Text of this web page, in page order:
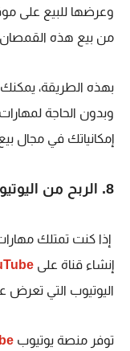
وعرضها للبيع على
من بيع هذه
بهذه الطريقة، يمكنك
وبدون الحاجة
إمكانياتك في مجال
8. الربح من اليوتيوب:
إذا كنت تمتلك
إنشاء قناة على
اليوتيوب التي تعرض
توفر منصة يوتيوب